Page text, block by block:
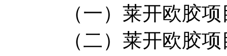
（一）莱开欧胶项
（二）莱开欧胶项